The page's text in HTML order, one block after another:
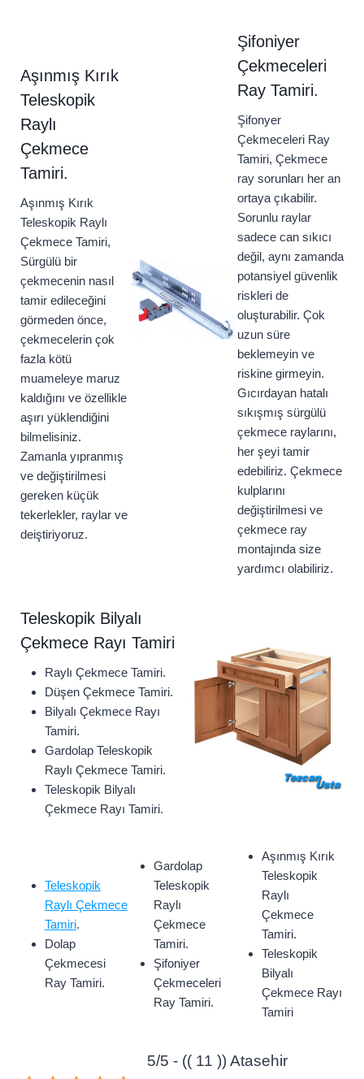
Aşınmış Kırık
Teleskopik
Raylı
Çekmece
Tamiri.
Aşınmış Kırık
Teleskopik Raylı
Çekmece Tamiri,
Sürgülü bir
çekmecenin nasıl
tamir edileceğini
görmeden önce,
çekmecelerin çok
fazla kötü
muameleye maruz
kaldığını ve özellikle
aşırı yüklendiğini
bilmelisiniz.
Zamanla yıpranmış
ve değiştirilmesi
gereken küçük
tekerlekler, raylar ve
deiştiriyoruz.
Şifoniyer
Çekmeceleri
Ray Tamiri.
Şifonyer
Çekmeceleri Ray
Tamiri, Çekmece
ray sorunları her an
ortaya çıkabilir.
Sorunlu raylar
sadece can sıkıcı
değil, aynı zamanda
potansiyel güvenlik
riskleri de
oluşturabilir. Çok
uzun süre
beklemeyin ve
riskine girmeyin.
Gıcırdayan hatalı
sıkışmış sürgülü
çekmece raylarını,
her şeyi tamir
edebiliriz. Çekmece
kulplarını
değiştirilmesi ve
çekmece ray
montajında size
yardımcı olabiliriz.
Teleskopik Bilyalı
Çekmece Rayı Tamiri
Raylı Çekmece Tamiri.
Düşen Çekmece Tamiri.
Bilyalı Çekmece Rayı
Tamiri.
Gardolap Teleskopik
Raylı Çekmece Tamiri.
Teleskopik Bilyalı
Çekmece Rayı Tamiri.
Teleskopik
Raylı Çekmece
Tamiri.
Dolap
Çekmecesi
Ray Tamiri.
Gardolap
Teleskopik
Raylı
Çekmece
Tamiri.
Şifoniyer
Çekmeceleri
Ray Tamiri.
Aşınmış Kırık
Teleskopik
Raylı
Çekmece
Tamiri.
Teleskopik
Bilyalı
Çekmece Rayı
Tamiri
5/5 - (( 11 )) Atasehir